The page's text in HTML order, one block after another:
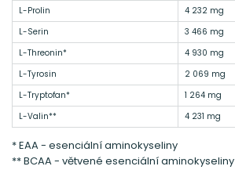
L-Prolin
4 232 mg
L-Serin
3 466 mg
L-Threonin*
4 930 mg
L-Tyrosin
2 069 mg
L-Tryptofan*
1 264 mg
L-Valin**
4 231 mg
* EAA - esenciální aminokyseliny
** BCAA - větvené esenciální aminokyseliny